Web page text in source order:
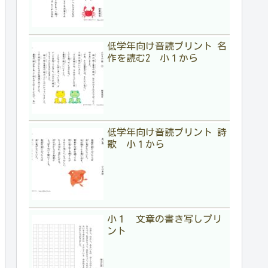
低学年向け音読プリント 名
作を読む2 小１から
低学年向け音読プリント 詩
歌 小１から
小１ 文章の書き写しプリ
ント